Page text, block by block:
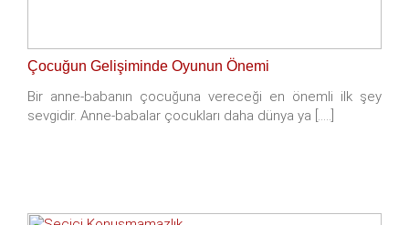
Çocuğun Gelişiminde Oyunun Önemi
Bir anne-babanın çocuğuna vereceği en önemli ilk şey
sevgidir. Anne-babalar çocukları daha dünya ya [.....]